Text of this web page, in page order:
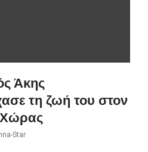
Άκης
τη ζωή του στον
Star